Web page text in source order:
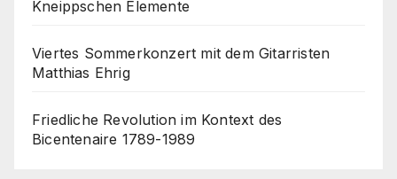
Kneippschen Elemente
Viertes Sommerkonzert mit dem Gitarristen
Matthias Ehrig
Friedliche Revolution im Kontext des
Bicentenaire 1789-1989